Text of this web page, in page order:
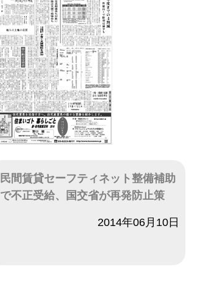
民間賃貸セーフティネット整備補助
で不正受給、国交省が再発防止策
2014年06月10日